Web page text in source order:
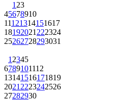
1 23
45678910
11121314151617
18192021 222324
25262728293031
1 2345
6789101112
13141516171819
2021 2223242526
27282930